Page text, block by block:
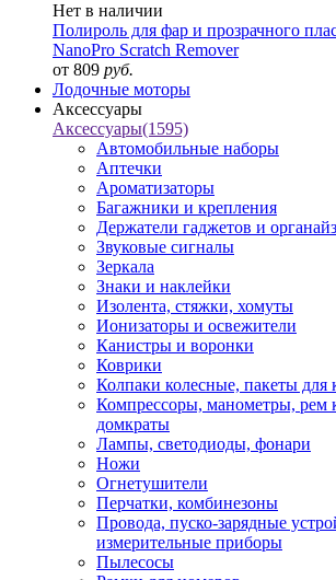
Нет в наличии
Полироль для фар и прозрачного
NanoPro Scratch Remover
от 809 руб.
Лодочные моторы
Аксессуары
Аксессуары(1595)
Автомобильные наборы
Аптечки
Ароматизаторы
Багажники и крепления
Держатели гаджетов и
Звуковые сигналы
Зеркала
Знаки и наклейки
Изолента, стяжки, хомуты
Ионизаторы и освежители
Канистры и воронки
Коврики
Колпаки колесные, пакеты для
Компрессоры, манометры, рем
домкраты
Лампы, светодиоды, фонари
Ножи
Огнетушители
Перчатки, комбинезоны
Провода, пуско-зарядные
измерительные приборы
Пылесосы